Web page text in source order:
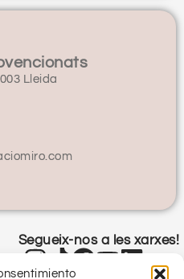
Lleida
Segueix-nos a les xarxes!